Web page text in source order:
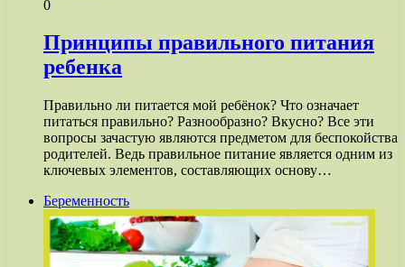
0
Принципы правильного питания
ребенка
Правильно ли питается мой ребёнок? Что означает
питаться правильно? Разнообразно? Вкусно? Все эти
вопросы зачастую являются предметом для беспокойства
родителей. Ведь правильное питание является одним из
ключевых элементов, составляющих основу…
Беременность